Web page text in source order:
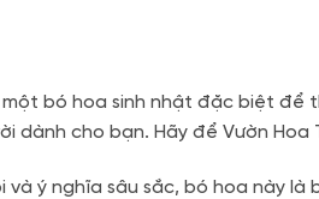
bó hoa sinh nhật đặc biệt để
dành cho bạn. Hãy để Vườn Hoa
và ý nghĩa sâu sắc, bó hoa này